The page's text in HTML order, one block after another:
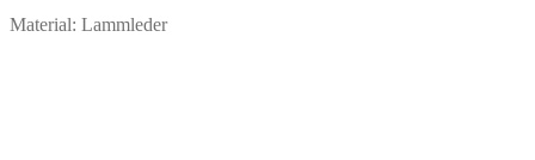
Material: Lammleder